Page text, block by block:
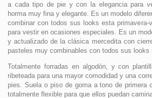
a cada tipo de pie y con la elegancia para
horma muy fina y elegante. Es un modelo
combinar con todos sus looks esta
para vestir en ocasiones especiales. Es un
y actualizado de la clásica mercedita con
pasteles muy combinables con todos sus looks
Totalmente forradas en algodón, y con
ribeteada para una mayor comodidad y una
pies. Suela o piso de goma a tono de primera
totalmente flexible para que ellos puedan